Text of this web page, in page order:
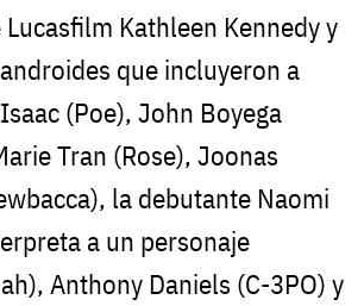
Kathleen Kennedy y
que incluyeron a
(Poe), John Boyega
Tran (Rose), Joonas
la debutante Naomi
a un personaje
Anthony Daniels (C-3PO) y